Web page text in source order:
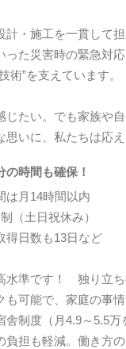
計・施工を一貫して担
った災害時の緊急対
術”を支えています。
じたい。でも家族や
思いに、私たちは応え
時間も確保！
月14時間以内
（土日祝休み）
日数も13日など
水準です！ 独り立ち
も可能で、家庭の事
舎制度（月4.9～5.5万
負担も軽減。働き方